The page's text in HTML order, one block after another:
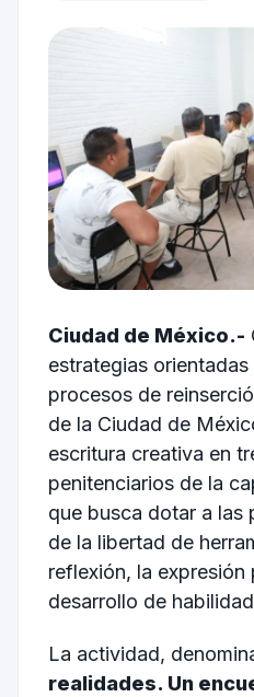
Ciudad de México.-
estrategias
procesos de
de la Ciudad de
escritura creativa en
penitenciarios de la
que busca dotar a las
de la libertad de
reflexión, la expresión
desarrollo de
La actividad,
realidades. Un